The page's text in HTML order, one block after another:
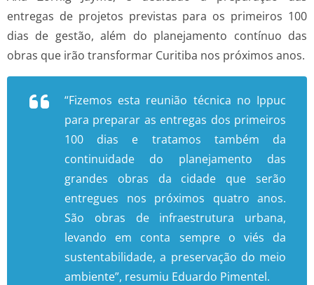
entregas de projetos previstas para os primeiros 100
dias de gestão, além do planejamento contínuo das
obras que irão transformar Curitiba nos próximos anos.
“Fizemos esta reunião técnica no Ippuc
para preparar as entregas dos primeiros
100 dias e tratamos também da
continuidade do planejamento das
grandes obras da cidade que serão
entregues nos próximos quatro anos.
São obras de infraestrutura urbana,
levando em conta sempre o viés da
sustentabilidade, a preservação do meio
ambiente”, resumiu Eduardo Pimentel.